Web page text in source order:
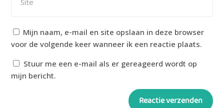
Mijn naam, e-mail en site opslaan in deze browser
voor de volgende keer wanneer ik een reactie plaats.
Stuur me een e-mail als er gereageerd wordt op
mijn bericht.
Reactie verzenden